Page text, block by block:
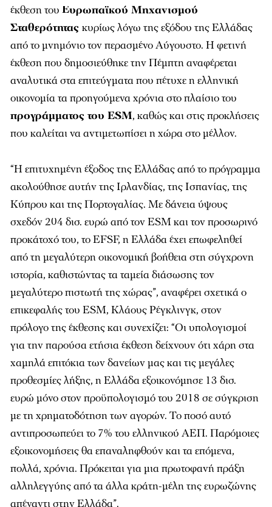
έκθεση του Ευρωπαϊκού Μηχανισμού
Σταθερότητας κυρίως λόγω της εξόδου της Ελλάδας
από το μνημόνιο τον περασμένο Αύγουστο. Η φετινή
έκθεση που δημοσιεύθηκε την Πέμπτη αναφέρεται
αναλυτικά στα επιτεύγματα που πέτυχε η ελληνική
οικονομία τα προηγούμενα χρόνια στο πλαίσιο του
προγράμματος του ESM, καθώς και στις προκλήσεις
που καλείται να αντιμετωπίσει η χώρα στο μέλλον.
“Η επιτυχημένη έξοδος της Ελλάδας από το πρόγραμμα
ακολούθησε αυτήν της Ιρλανδίας, της Ισπανίας, της
Κύπρου και της Πορτογαλίας. Με δάνεια ύψους
σχεδόν 204 δισ. ευρώ από τον ESM και τον προσωρινό
προκάτοχό του, το EFSF, η Ελλάδα έχει επωφεληθεί
από τη μεγαλύτερη οικονομική βοήθεια στη σύγχρονη
ιστορία, καθιστώντας τα ταμεία διάσωσης τον
μεγαλύτερο πιστωτή της χώρας”, αναφέρει σχετικά ο
επικεφαλής του ESM, Κλάους Ρέγκλινγκ, στον
πρόλογο της έκθεσης και συνεχίζει: “Οι υπολογισμοί
για την παρούσα ετήσια έκθεση δείχνουν ότι χάρη στα
χαμηλά επιτόκια των δανείων μας και τις μεγάλες
προθεσμίες λήξης, η Ελλάδα εξοικονόμησε 13 δισ.
ευρώ μόνο στον προϋπολογισμό του 2018 σε σύγκριση
με τη χρηματοδότηση των αγορών. Το ποσό αυτό
αντιπροσωπεύει το 7% του ελληνικού ΑΕΠ. Παρόμοιες
εξοικονομήσεις θα επαναληφθούν και τα επόμενα,
πολλά, χρόνια. Πρόκειται για μια πρωτοφανή πράξη
αλληλεγγύης από τα άλλα κράτη-μέλη της ευρωζώνης
απέναντι στην Ελλάδα”.